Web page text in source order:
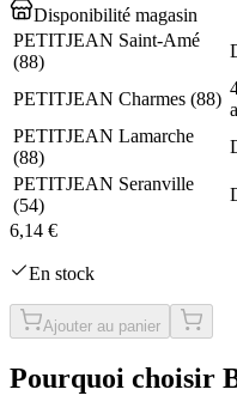
Disponibilité magasin
PETITJEAN Saint-Amé
(88)
PETITJEAN Charmes (88)
PETITJEAN Lamarche
(88)
PETITJEAN Seranville
(54)
6,14 €
En stock
Ajouter au panier
Pourquoi choisir